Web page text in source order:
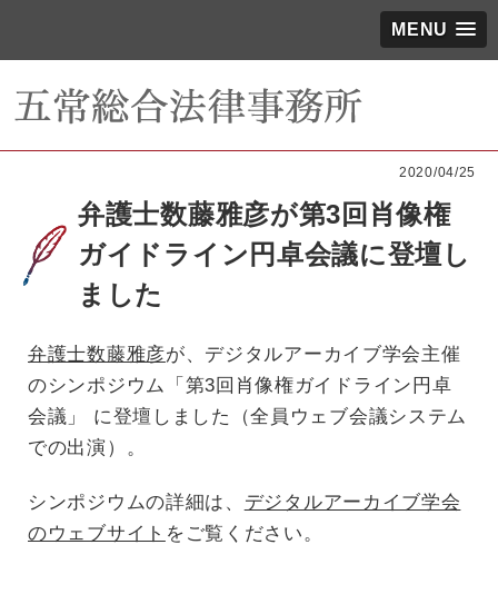
MENU
2020/04/25
弁護士数藤雅彦が第3回肖像権
ガイドライン円卓会議に登壇し
ました
弁護士数藤雅彦が、デジタルアーカイブ学会主催
のシンポジウム「第3回肖像権ガイドライン円卓
会議」 に登壇しました（全員ウェブ会議システム
での出演）。
シンポジウムの詳細は、 デジタルアーカイブ学会
のウェブサイト をご覧ください。